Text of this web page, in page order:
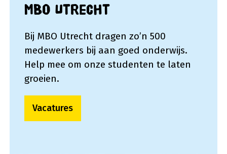
MBO Utrecht
Bij MBO Utrecht dragen zo’n 500
medewerkers bij aan goed onderwijs.
Help mee om onze studenten te laten
groeien.
Vacatures